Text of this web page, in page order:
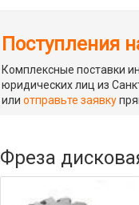
Поступления
Комплексные поставки
юридических лиц из
илиотправьте заявку
Фреза